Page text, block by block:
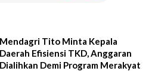
Mendagri Tito Minta Kepala
Daerah Efisiensi TKD, Anggaran
Dialihkan Demi Program Merakyat